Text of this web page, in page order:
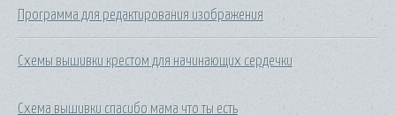
Программа для редактирования изображения
Схемы вышивки крестом для начинающих сердечки
Схема вышивки спасибо мама что ты есть